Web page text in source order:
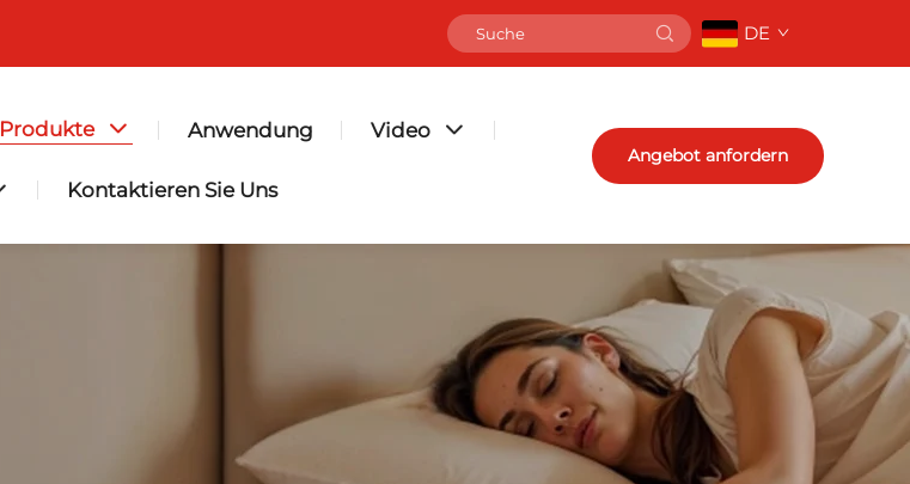
DE
Produkte Anwendung Video
Kontaktieren Sie Uns
Angebot anfordern